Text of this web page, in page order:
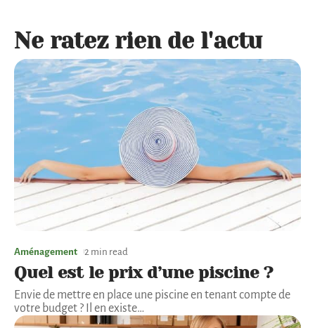
Ne ratez rien de l'actu
Aménagement 2 min read
Quel est le prix d’une piscine ?
Envie de mettre en place une piscine en tenant compte de
votre budget ? Il en existe…